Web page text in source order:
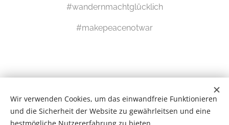
#wandernmachtglücklich
#makepeacenotwar
Wir verwenden Cookies, um das einwandfreie Funktionieren
und die Sicherheit der Website zu gewährleitsen und eine